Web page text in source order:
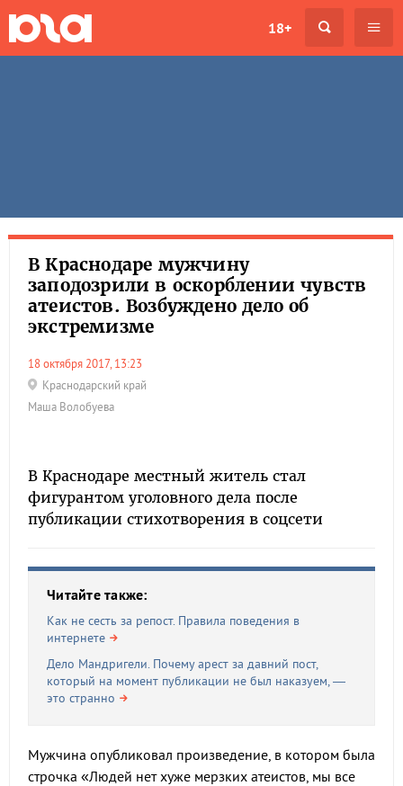
18+
В Краснодаре мужчину
заподозрили в оскорблении чувств
атеистов. Возбуждено дело об
экстремизме
18 октября 2017, 13:23
Краснодарский край
Маша Волобуева
В Краснодаре местный житель стал
фигурантом уголовного дела после
публикации стихотворения в соцсети
Читайте также:
Как не сесть за репост. Правила поведения в
интернете
Дело Мандригели. Почему арест за давний пост,
который на момент публикации не был наказуем, —
это странно
Мужчина опубликовал произведение, в котором была
строчка «Людей нет хуже мерзких атеистов, мы все